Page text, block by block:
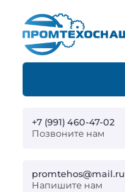
+7 (991) 460-47-02
Позвоните нам
promtehos@mail.ru
Напишите нам